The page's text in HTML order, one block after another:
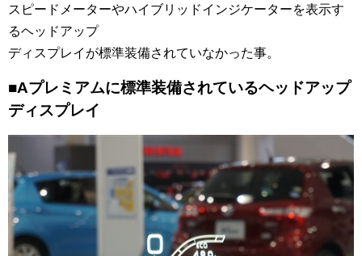
スピードメーターやハイブリッドインジケーターを表示す
るヘッドアップ
ディスプレイが標準装備されていなかった事。
■Aプレミアムに標準装備されているヘッドアップ
ディスプレイ